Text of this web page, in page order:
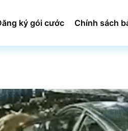
ký gói cước Chính sách